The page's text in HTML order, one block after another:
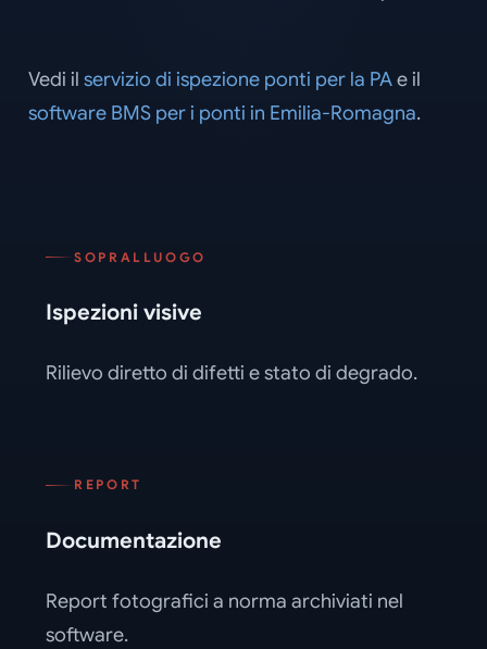
Vedi il servizio di ispezione ponti per la PAe il
software BMS per i ponti in Emilia-Romagna.
SOPRALLUOGO
Ispezioni visive
Rilievo diretto di difetti e stato di degrado.
REPORT
Documentazione
Report fotografici a norma archiviati nel
software.